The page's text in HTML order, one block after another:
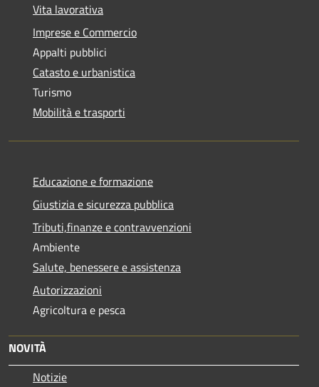
Vita lavorativa
Imprese e Commercio
Appalti pubblici
Catasto e urbanistica
Turismo
Mobilità e trasporti
Educazione e formazione
Giustizia e sicurezza pubblica
Tributi,finanze e contravvenzioni
Ambiente
Salute, benessere e assistenza
Autorizzazioni
Agricoltura e pesca
NOVITÀ
Notizie